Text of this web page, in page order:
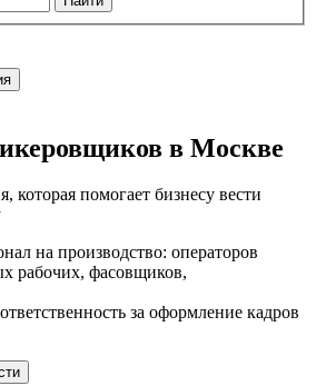
в Москве
которая помогает бизнесу вести
на производство: операторов
рабочих, фасовщиков,
за оформление кадров